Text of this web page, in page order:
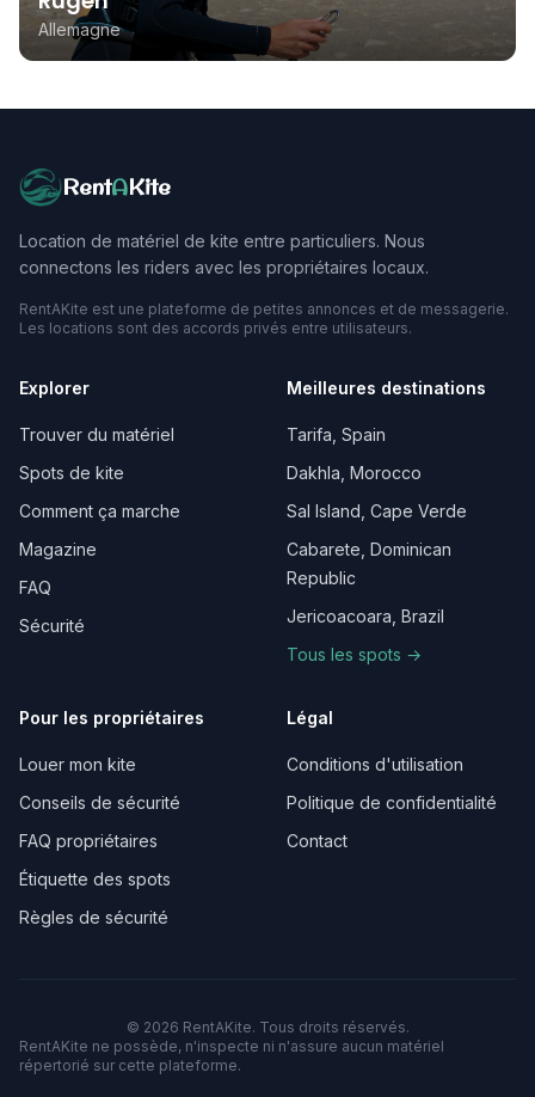
Allemagne
RentAKite
Location de matériel de kite entre particuliers. Nous
connectons les riders avec les propriétaires locaux.
RentAKite est une plateforme de petites annonces et de messagerie.
Les locations sont des accords privés entre utilisateurs.
Explorer
Trouver du matériel
Spots de kite
Comment ça marche
Magazine
FAQ
Sécurité
Meilleures destinations
Tarifa, Spain
Dakhla, Morocco
Sal Island, Cape Verde
Cabarete, Dominican
Republic
Jericoacoara, Brazil
Tous les spots →
Pour les propriétaires
Louer mon kite
Conseils de sécurité
FAQ propriétaires
Étiquette des spots
Règles de sécurité
Légal
Conditions d'utilisation
Politique de confidentialité
Contact
© 2026 RentAKite. Tous droits réservés.
RentAKite ne possède, n'inspecte ni n'assure aucun matériel
répertorié sur cette plateforme.